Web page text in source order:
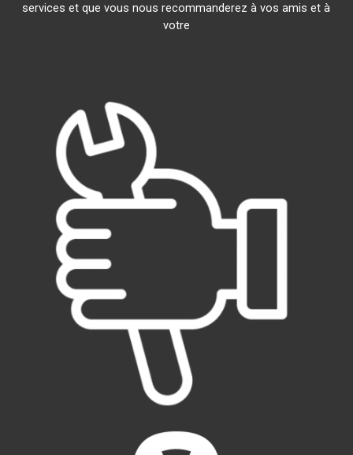
services et que vous nous recommanderez à vos amis et à
votre